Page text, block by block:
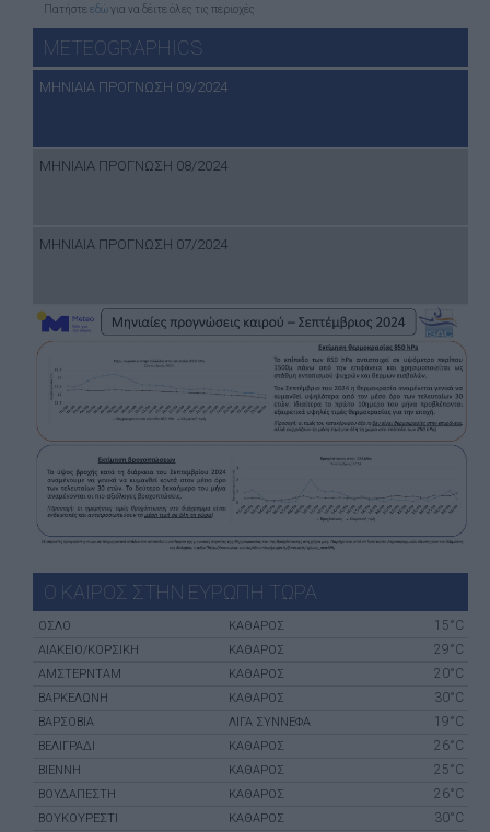
Πατήστε εδώγια να δέιτε όλες τις περιοχές
METEOGRAPHICS
ΜΗΝΙΑΙΑ ΠΡΟΓΝΩΣΗ 09/2024
ΜΗΝΙΑΙΑ ΠΡΟΓΝΩΣΗ 08/2024
ΜΗΝΙΑΙΑ ΠΡΟΓΝΩΣΗ 07/2024
Ο ΚΑΙΡΟΣ ΣΤΗΝ ΕΥΡΩΠΗ ΤΩΡΑ
ΌΣΛΟ ΚΑΘΑΡΟΣ 15°C
ΑΙΆΚΕΙΟ/ΚΟΡΣΙΚΉ ΚΑΘΑΡΟΣ 29°C
ΑΜΣΤΕΡΝΤΑΜ ΚΑΘΑΡΟΣ 20°C
ΒΑΡΚΕΛΏΝΗ ΚΑΘΑΡΟΣ 30°C
ΒΑΡΣΟΒΊΑ ΛΙΓΑ ΣΥΝΝΕΦΑ 19°C
ΒΕΛΙΓΡΆΔΙ ΚΑΘΑΡΟΣ 26°C
ΒΙΈΝΝΗ ΚΑΘΑΡΟΣ 25°C
ΒΟΥΔΑΠΈΣΤΗ ΚΑΘΑΡΟΣ 26°C
ΒΟΥΚΟΥΡΈΣΤΙ ΚΑΘΑΡΟΣ 30°C